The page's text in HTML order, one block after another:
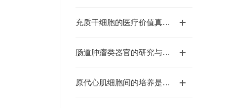
充质干细胞的医疗价值真的很高
肠道肿瘤类器官的研究与应用
原代心肌细胞间的培养是为了什么？